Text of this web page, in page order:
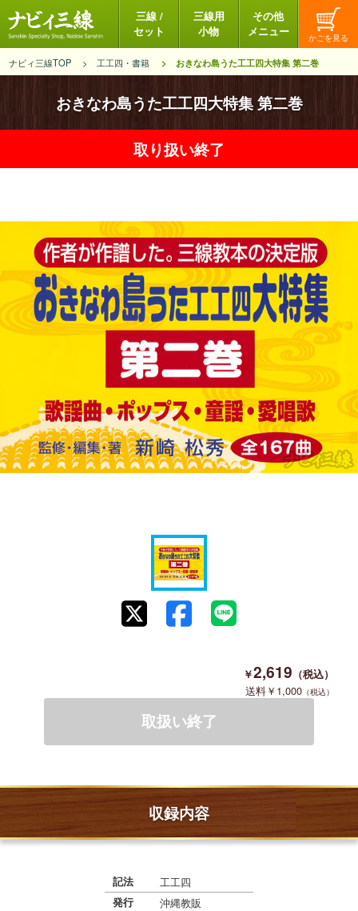
三線 /
セット
三線用
小物
その他
メニュー
ナビィ三線TOP 工工四・書籍 おきなわ島うた工工四大特集 第二巻
おきなわ島うた工工四大特集 第二巻
2,619
1,000
収録内容
記法 工工四
発行 沖縄教販